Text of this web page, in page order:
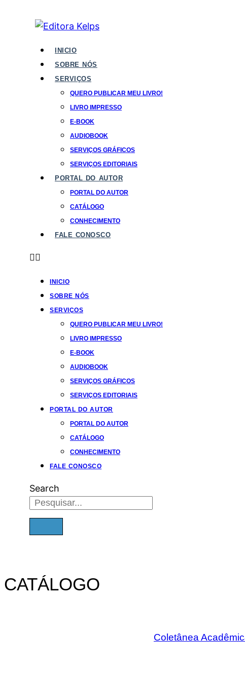
INICIO
SOBRE NÓS
SERVIÇOS
QUERO PUBLICAR MEU LIVRO!
LIVRO IMPRESSO
E-BOOK
AUDIOBOOK
SERVIÇOS GRÁFICOS
SERVIÇOS EDITORIAIS
PORTAL DO AUTOR
PORTAL DO AUTOR
CATÁLOGO
CONHECIMENTO
FALE CONOSCO
INICIO
SOBRE NÓS
SERVIÇOS
QUERO PUBLICAR MEU LIVRO!
LIVRO IMPRESSO
E-BOOK
AUDIOBOOK
SERVIÇOS GRÁFICOS
SERVIÇOS EDITORIAIS
PORTAL DO AUTOR
PORTAL DO AUTOR
CATÁLOGO
CONHECIMENTO
FALE CONOSCO
Search
CATÁLOGO
Coletânea